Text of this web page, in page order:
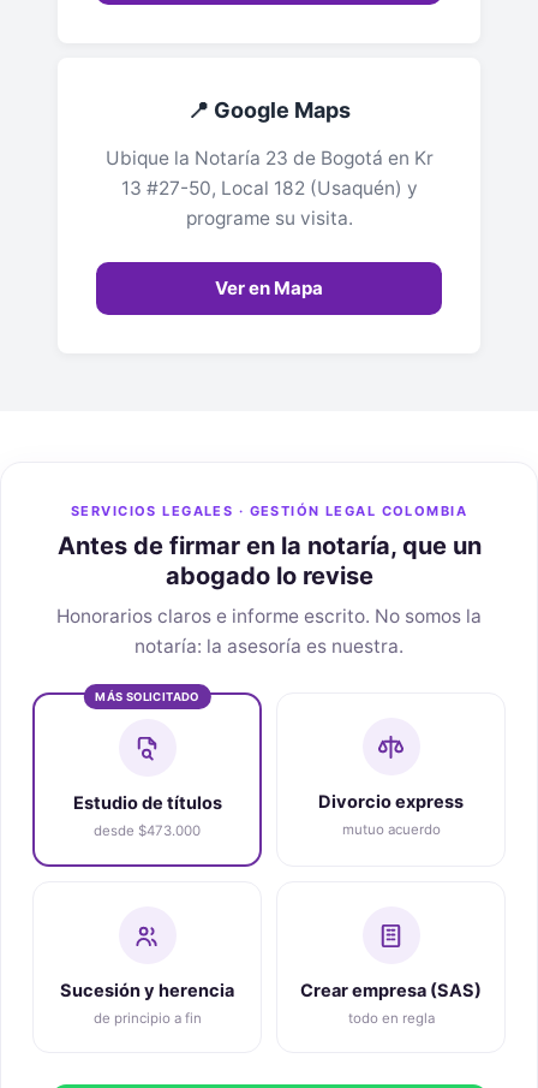
📍 Google Maps
Ubique la Notaría 23 de Bogotá en Kr
13 #27-50, Local 182 (Usaquén) y
programe su visita.
Ver en Mapa
SERVICIOS LEGALES · GESTIÓN LEGAL COLOMBIA
Antes de firmar en la notaría, que un
abogado lo revise
Honorarios claros e informe escrito. No somos la
notaría: la asesoría es nuestra.
MÁS SOLICITADO
Estudio de títulos
desde $473.000
Divorcio express
mutuo acuerdo
Sucesión y herencia
de principio a fin
Crear empresa (SAS)
todo en regla